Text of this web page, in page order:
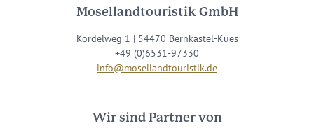
Mosellandtouristik GmbH
Kordelweg 1 | 54470 Bernkastel-Kues
+49 (0)6531-97330
info@mosellandtouristik.de
Wir sind Partner von